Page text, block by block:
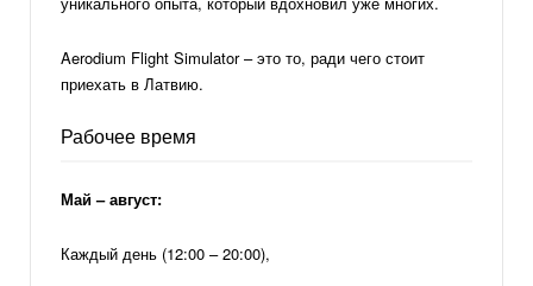
Aerodium Flight Simulator – это то, ради чего стоит
приехать в Латвию.
Рабочее время
Май – август:
Каждый день (12:00 – 20:00),